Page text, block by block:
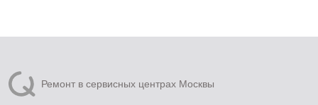
Ремонт в сервисных центрах Москвы